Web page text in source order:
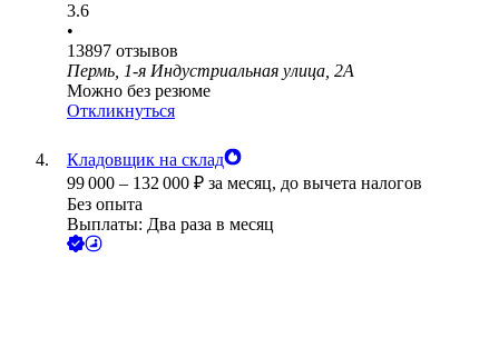
3.6
•
13897 отзывов
Пермь, 1-я Индустриальная улица, 2А
Можно без резюме
Откликнуться
Кладовщик на склад
99 000 – 132 000 ₽ за месяц, до вычета налогов
Без опыта
Выплаты: Два раза в месяц